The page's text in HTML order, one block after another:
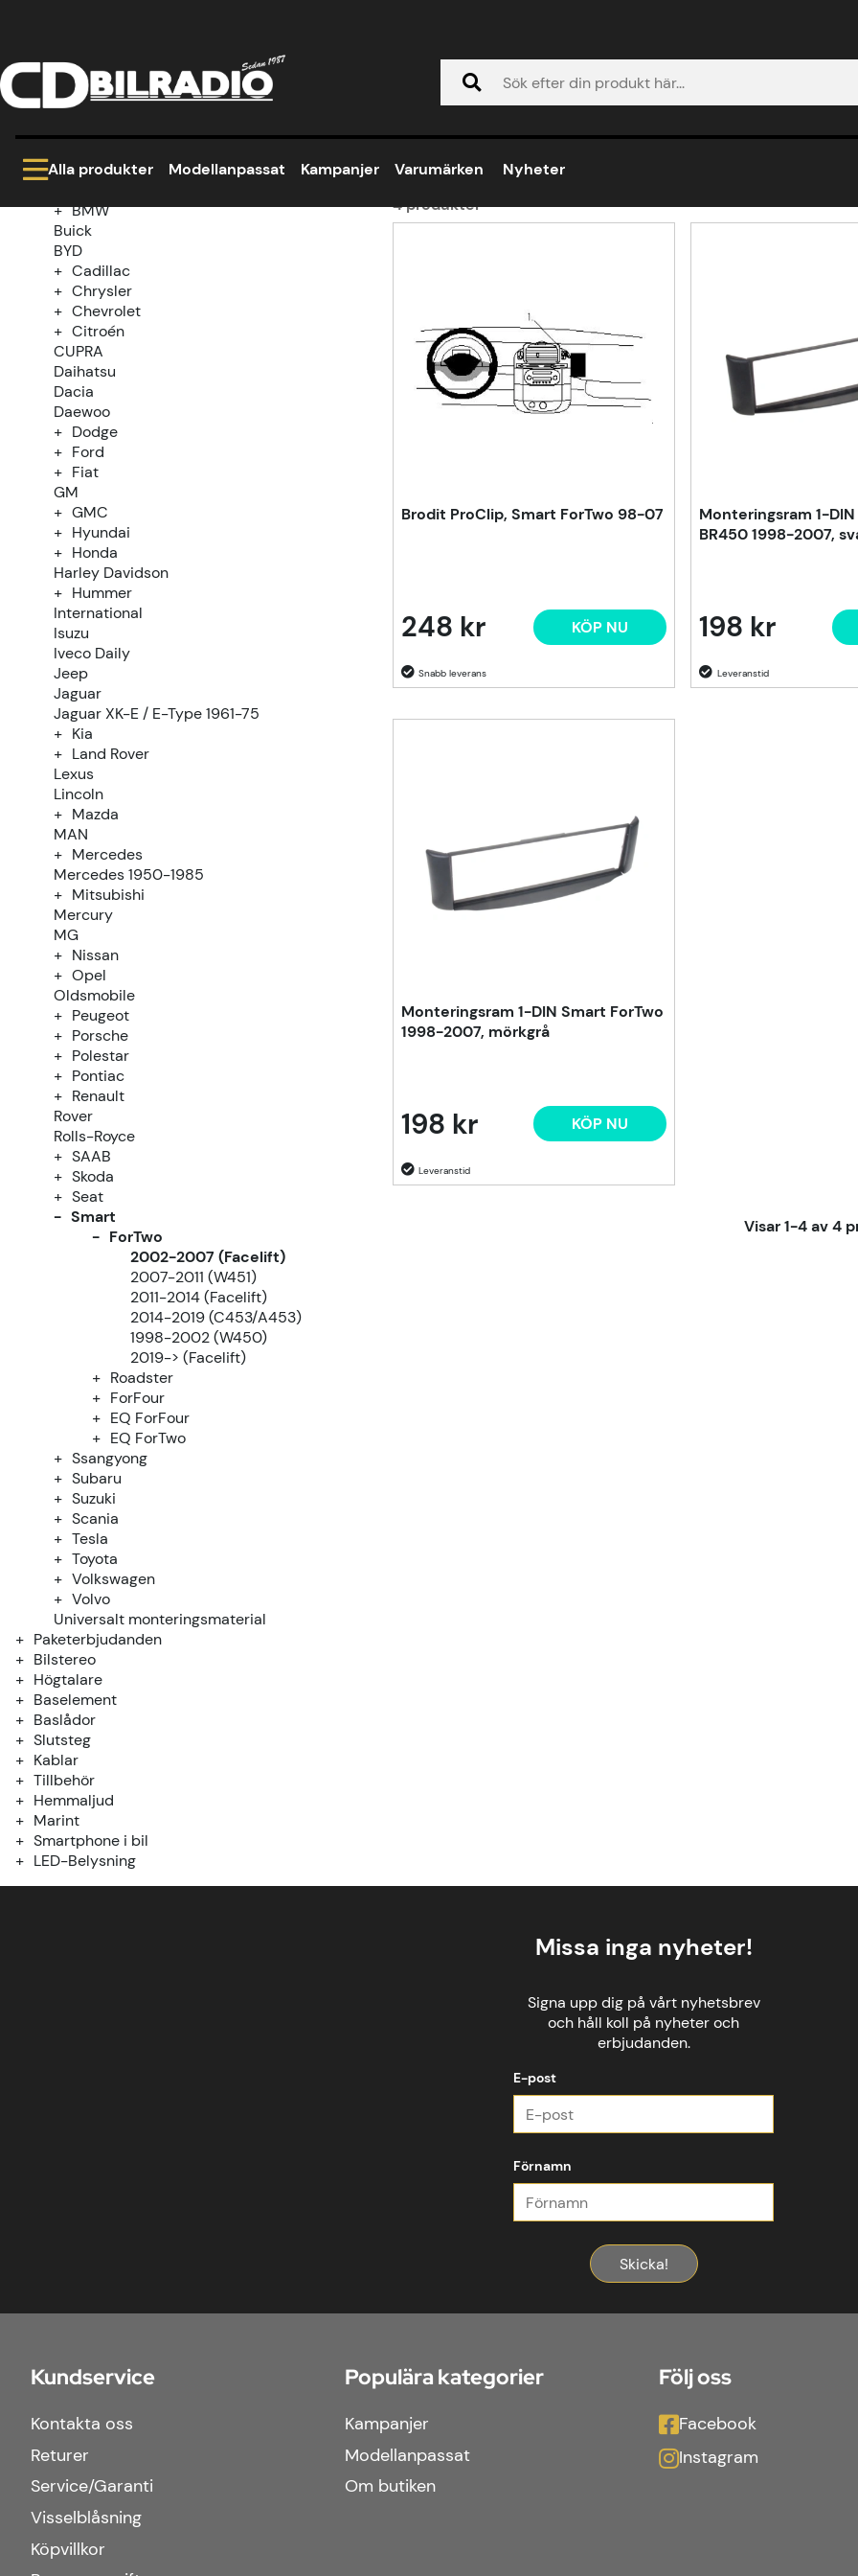
Alla produkter Modellanpassat Kampanjer Varumärken Nyheter
Kategoriträd
Alfa Romeo
BMW
Buick
BYD
Cadillac
Chrysler
Chevrolet
Citroén
CUPRA
Daihatsu
Dacia
Daewoo
Dodge
Ford
Fiat
GM
GMC
Hyundai
Honda
Harley Davidson
Hummer
International
Isuzu
Iveco Daily
Jeep
Jaguar
Jaguar XK-E / E-Type 1961-75
Kia
Land Rover
Lexus
Lincoln
Mazda
MAN
Mercedes
Mercedes 1950-1985
Mitsubishi
Mercury
MG
Nissan
Opel
Oldsmobile
Peugeot
Porsche
Polestar
Pontiac
Renault
Rover
Rolls-Royce
SAAB
Skoda
Seat
Smart
ForTwo
2002-2007 (Facelift)
2007-2011 (W451)
2011-2014 (Facelift)
2014-2019 (C453/A453)
1998-2002 (W450)
2019-> (Facelift)
Roadster
ForFour
EQ ForFour
EQ ForTwo
Ssangyong
Subaru
Suzuki
Scania
Tesla
Toyota
Volkswagen
Volvo
Universalt monteringsmaterial
Paketerbjudanden
Bilstereo
Högtalare
Baselement
Baslådor
Slutsteg
Kablar
Tillbehör
Hemmaljud
Marint
Smartphone i bil
LED-Belysning
2002-2007 (Facelift)
4produkter
Brodit ProClip, Smart ForTwo 98-07
248 kr KÖP NU
Monteringsram 1-
BR450 1998-2007,
198 kr
Monteringsram 1-DIN Smart ForTwo
1998-2007, mörkgrå
198 kr KÖP NU
Visar1-4av4
Missa inga nyheter!
Signa upp dig på vårt nyhetsbrev
och håll koll på nyheter och
erbjudanden.
E-post
Förnamn
Skicka!
Kundservice
Kontakta oss
Returer
Service/Garanti
Visselblåsning
Köpvillkor
Populära kategorier
Kampanjer
Modellanpassat
Om butiken
Följ oss
Facebook
Instagram